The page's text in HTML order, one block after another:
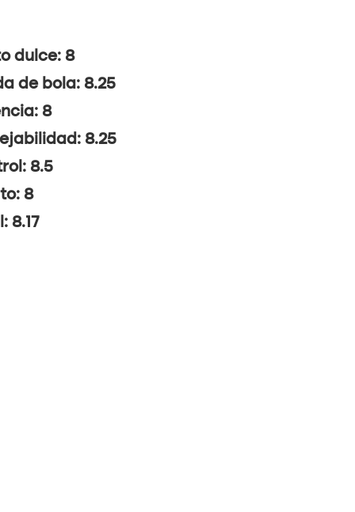
dulce: 8
de bola: 8.25
8
8.25
8.5
8
8.17